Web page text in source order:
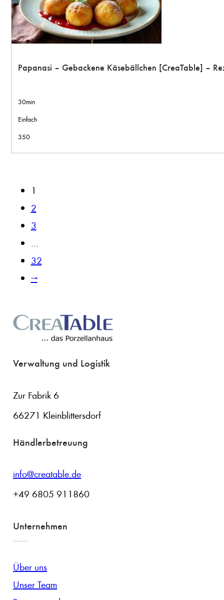
Papanasi – Gebackene Käsebällchen [CreaTable] –
30min
Einfach
350
1
2
3
…
32
→
Verwaltung und Logistik
Zur Fabrik 6
66271 Kleinblittersdorf
Händlerbetreuung
info@creatable.de
+49 6805 911860
Unternehmen
Über uns
Unser Team